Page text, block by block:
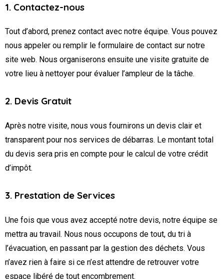
1. Contactez-nous
Tout d’abord, prenez contact avec notre équipe. Vous pouvez
nous appeler ou remplir le formulaire de contact sur notre
site web. Nous organiserons ensuite une visite gratuite de
votre lieu à nettoyer pour évaluer l’ampleur de la tâche.
2. Devis Gratuit
Après notre visite, nous vous fournirons un devis clair et
transparent pour nos services de débarras. Le montant total
du devis sera pris en compte pour le calcul de votre crédit
d’impôt.
3. Prestation de Services
Une fois que vous avez accepté notre devis, notre équipe se
mettra au travail. Nous nous occupons de tout, du tri à
l’évacuation, en passant par la gestion des déchets. Vous
n’avez rien à faire si ce n’est attendre de retrouver votre
espace libéré de tout encombrement.